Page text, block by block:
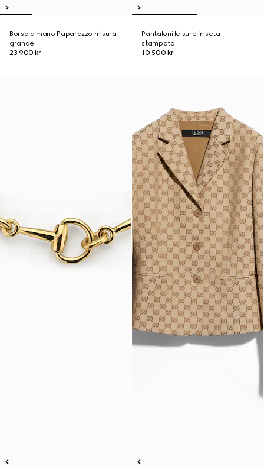
Borsa a mano Paparazzo misura
grande
23.900 kr.
Pantaloni leisure in seta
stampata
10.500 kr.